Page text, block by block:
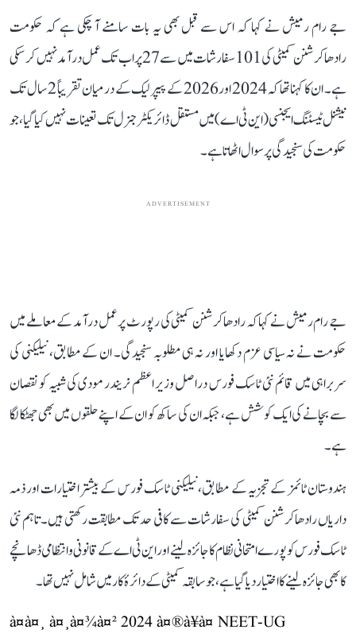
جے رام رمیش نے کہا کہ اس سے قبل بھی یہ بات سامنے آ چکی ہے کہ حکومت
رادھاکرشنن کمیٹی کی 101 سفارشات میں سے 27 پر اب تک عمل درآمد نہیں کر سکی
ہے۔ ان کا کہنا تھا کہ 2024 اور 2026 کے پیپر لیک کے درمیان تقریباً 2 سال تک
نیشنل ٹیسٹنگ ایجنسی (این ٹی اے) میں مستقل ڈائریکٹر جنرل تک تعینات نہیں کیا گیا، جو
حکومت کی سنجیدگی پر سوال اٹھاتا ہے۔
ADVERTISEMENT
جے رام رمیش نے کہا کہ رادھاکرشنن کمیٹی کی رپورٹ پر عمل درآمد کے معاملے میں
حکومت نے نہ سیاسی عزم دکھایا اور نہ ہی مطلوبہ سنجیدگی۔ ان کے مطابق، نیلیکنی کی
سربراہی میں قائم نئی ٹاسک فورس دراصل وزیر اعظم نریندر مودی کی شبیہ کو نقصان
سے بچانے کی ایک کوشش ہے، جبکہ ان کی ساکھ کو ان کے اپنے حلقوں میں بھی جھٹکا لگا
ہے۔
ہندوستان ٹائمز کے تجزیہ کے مطابق، نیلیکنی ٹاسک فورس کے بیشتر اختیارات اور ذمہ
داریاں رادھاکرشنن کمیٹی کی سفارشات سے کافی حد تک مطابقت رکھتی ہیں۔ تاہم نئی
ٹاسک فورس کو پورے امتحانی نظام کا جائزہ لینے اور این ٹی اے کے قانونی و انتظامی ڈھانچے
کا بھی جائزہ لینے کا اختیار دیا گیا ہے، جو سابقہ کمیٹی کے دائرۂ کار میں شامل نہیں تھا۔
à¤à¤¸ à¤¸à¤¾à¤² 2024 à¤®à¥à¤ NEET-UG